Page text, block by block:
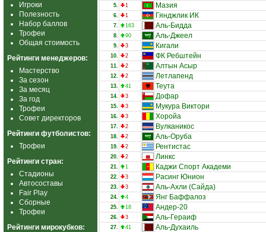
Игроки
Полезность
Набор баллов
Трофеи
Общая стоимость
Рейтинги менеджеров:
Мастерство
За сезон
За месяц
За год
Трофеи
Совет директоров
Рейтинги футболистов:
Трофеи
Рейтинги стран:
Стадионы
Автосоставы
Fair Play
Сборные
Трофеи
Рейтинги мирокубков:
5. 1 Мазия
6. 1 Гянджлик ИК
7. 163 Аль-Бидда
8. 90 Аль-Джеел
9. 3 Кигали
10. 2 ФК Ребштейн
11. 2 Алтын Асыр
12. 2 Летлапенд
13. 41 Теута
14. 3 Дофар
15. 3 Мукура Виктори
16. 3 Хоройа
17. 2 Вулканикос
18. 2 Аль-Оруба
19. 2 Рентистас
20. 2 Линкс
21. 1 Каджи Спорт Академи
22. 3 Расинг Юнион
23. 3 Аль-Ахли (Сайда)
24. 4 Янг Баффалоз
25. 18 Андер-20
26. 3 Аль-Гераиф
27. 41 Аль-Духаиль